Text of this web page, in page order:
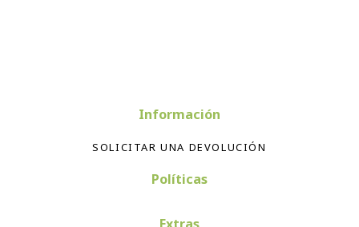
Información
SOLICITAR UNA DEVOLUCIÓN
Políticas